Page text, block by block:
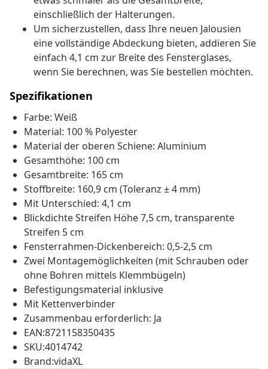
einschließlich der Halterungen.
Um sicherzustellen, dass Ihre neuen Jalousien
eine vollständige Abdeckung bieten, addieren Sie
einfach 4,1 cm zur Breite des Fensterglases,
wenn Sie berechnen, was Sie bestellen möchten.
Spezifikationen
Farbe: Weiß
Material: 100 % Polyester
Material der oberen Schiene: Aluminium
Gesamthöhe: 100 cm
Gesamtbreite: 165 cm
Stoffbreite: 160,9 cm (Toleranz ± 4 mm)
Mit Unterschied: 4,1 cm
Blickdichte Streifen Höhe 7,5 cm, transparente
Streifen 5 cm
Fensterrahmen-Dickenbereich: 0,5-2,5 cm
Zwei Montagemöglichkeiten (mit Schrauben oder
ohne Bohren mittels Klemmbügeln)
Befestigungsmaterial inklusive
Mit Kettenverbinder
Zusammenbau erforderlich: Ja
EAN:8721158350435
SKU:4014742
Brand:vidaXL